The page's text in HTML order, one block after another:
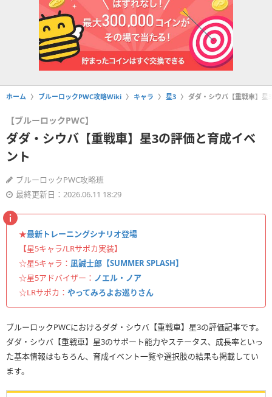
ホーム ブルーロックPWC攻略Wiki キャラ 星3 ダダ・シウバ【重戦車】星
【ブルーロックPWC】
ダダ・シウバ【重戦車】星3の評価と育成イベ
ント
ブルーロックPWC攻略班
最終更新日：2026.06.11 18:29
★最新トレーニングシナリオ登場
【星5キャラ/LRサポカ実装】
☆星5キャラ： 凪誠士郎【SUMMER SPLASH】
☆星5アドバイザー： ノエル・ノア
☆LRサポカ： やってみろよお巡りさん
ブルーロックPWCにおけるダダ・シウバ【重戦車】星3の評価記事です。
ダダ・シウバ【重戦車】星3のサポート能力やステータス、成長率といっ
た基本情報はもちろん、育成イベント一覧や選択肢の結果も掲載してい
ます。